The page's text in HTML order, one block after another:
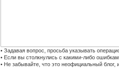
• Задавая вопрос, просьба указывать
• Если вы столкнулись с какими-либо
• Не забывайте, что это неофициальный